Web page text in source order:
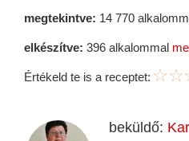
megtekintve: 14 770
elkészítve: 396 alkalommal
Értékeld te is a receptet:
beküldő: